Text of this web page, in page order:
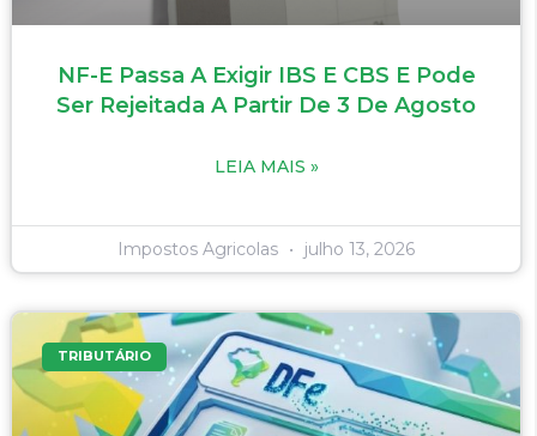
NF-E Passa A Exigir IBS E CBS E Pode
Ser Rejeitada A Partir De 3 De Agosto
LEIA MAIS »
Impostos Agricolas julho 13, 2026
TRIBUTÁRIO